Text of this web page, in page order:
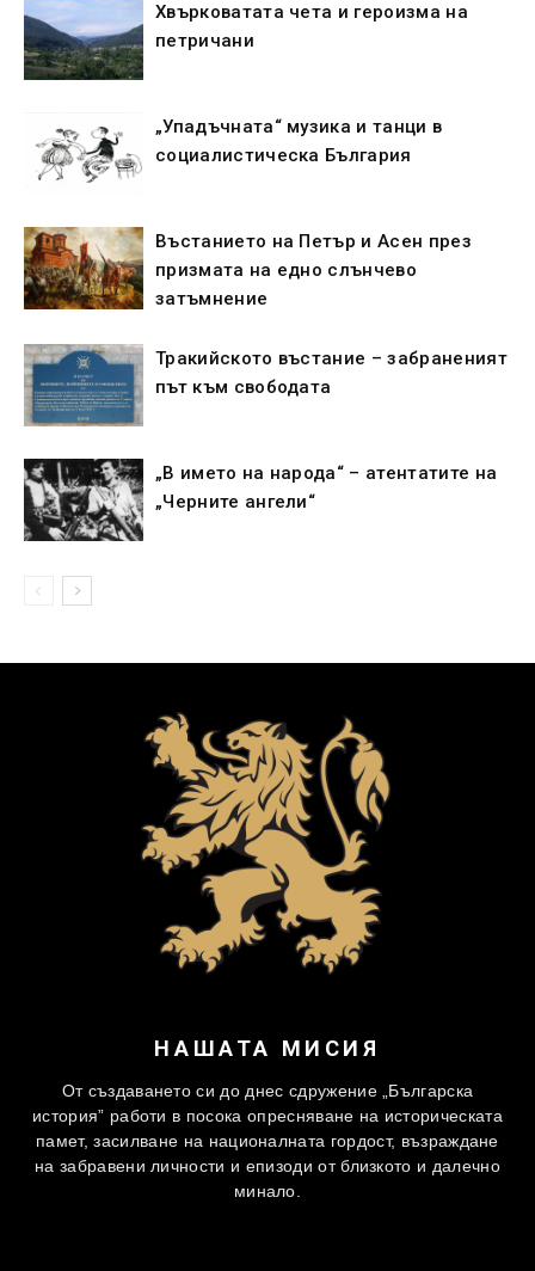
Хвърковатата чета и героизма на
петричани
„Упадъчната“ музика и танци в
социалистическа България
Въстанието на Петър и Асен през
призмата на едно слънчево
затъмнение
Тракийското въстание – забраненият
път към свободата
„В името на народа“ – атентатите на
„Черните ангели“
НАШАТА МИСИЯ
От създаването си до днес сдружение „Българска
история” работи в посока опресняване на историческата
памет, засилване на националната гордост, възраждане
на забравени личности и епизоди от близкото и далечно
минало.